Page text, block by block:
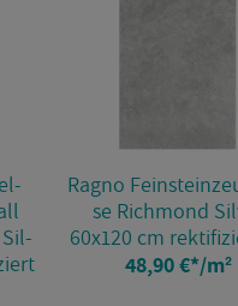
Sil­
Ragno
se Richmond
60x120 cm
48,90 €*/m²